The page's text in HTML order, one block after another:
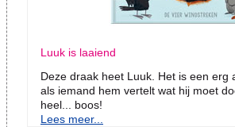
Luuk is laaiend
Deze draak heet Luuk. Het is een erg
als iemand hem vertelt wat hij moet
heel... boos!
Lees meer...